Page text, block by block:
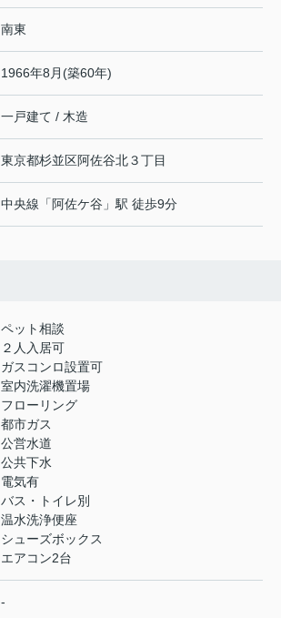
南東
1966年8月(築60年)
一戸建て / 木造
東京都杉並区阿佐谷北３丁目
中央線 「 阿佐ケ谷 」駅 徒歩9分
ペット相談
２人入居可
ガスコンロ設置可
室内洗濯機置場
フローリング
都市ガス
公営水道
公共下水
電気有
バス・トイレ別
温水洗浄便座
シューズボックス
エアコン2台
-